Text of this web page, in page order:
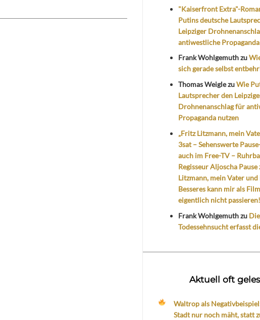
"Kaiserfront Extra"-
Putins deutsche
Leipziger
antiwestliche
Frank Wohlgemuthzu
sich gerade selbst
Thomas WeiglezuWie
Lautsprecher den
Drohnenanschlag für
Propaganda nutzen
„Fritz Litzmann, mein
3sat – Sehenswerte
auch im Free-TV –
Regisseur Aljoscha Pause
Litzmann, mein Vater und
Besseres kann mir als
eigentlich nicht
Frank Wohlgemuthzu
Todessehnsucht erfasst
Aktuell oft
Waltrop als
Stadt nur noch mäht, statt